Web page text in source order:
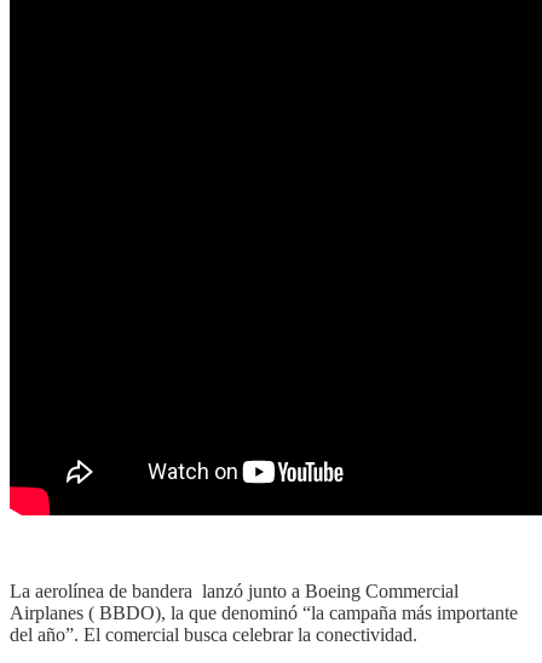
La aerolínea de bandera lanzó junto a Boeing Commercial
Airplanes ( BBDO), la que denominó “la campaña más importante
del año”. El comercial busca celebrar la conectividad.